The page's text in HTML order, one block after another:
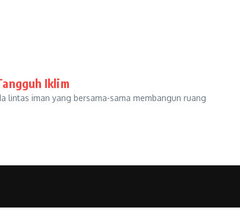
Iklim
lintas iman yang bersama-sama membangun ruang